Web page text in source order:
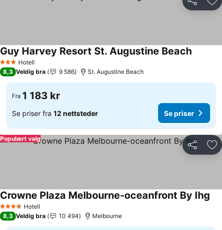
Del
3 StjernerHotell
Guy Harvey Resort St. Augustine BeachSe
8,3 Veldig bra 9 586 St. Augustine Beach
Fra 1 183 kr
Se priser fra 12 nettsteder Se priser
Del
Populært valg
4 StjernerHotell
Crowne Plaza Melbourne-oceanfront By Ihg
8,3 Veldig bra 10 494 Melbourne